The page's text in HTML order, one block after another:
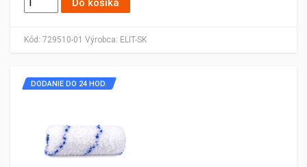
Kód: 729510-01 Výrobca: ELIT-SK
DODANIE DO 24 HOD.